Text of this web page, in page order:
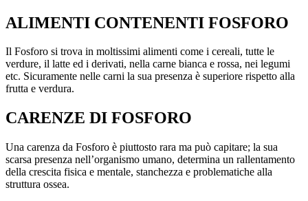
ALIMENTI CONTENENTI FOSFORO
Il Fosforo si trova in moltissimi alimenti come i cereali, tutte le
verdure, il latte ed i derivati, nella carne bianca e rossa, nei legumi
etc. Sicuramente nelle carni la sua presenza è superiore rispetto alla
frutta e verdura.
CARENZE DI FOSFORO
Una carenza da Fosforo è piuttosto rara ma può capitare; la sua
scarsa presenza nell’organismo umano, determina un rallentamento
della crescita fisica e mentale, stanchezza e problematiche alla
struttura ossea.